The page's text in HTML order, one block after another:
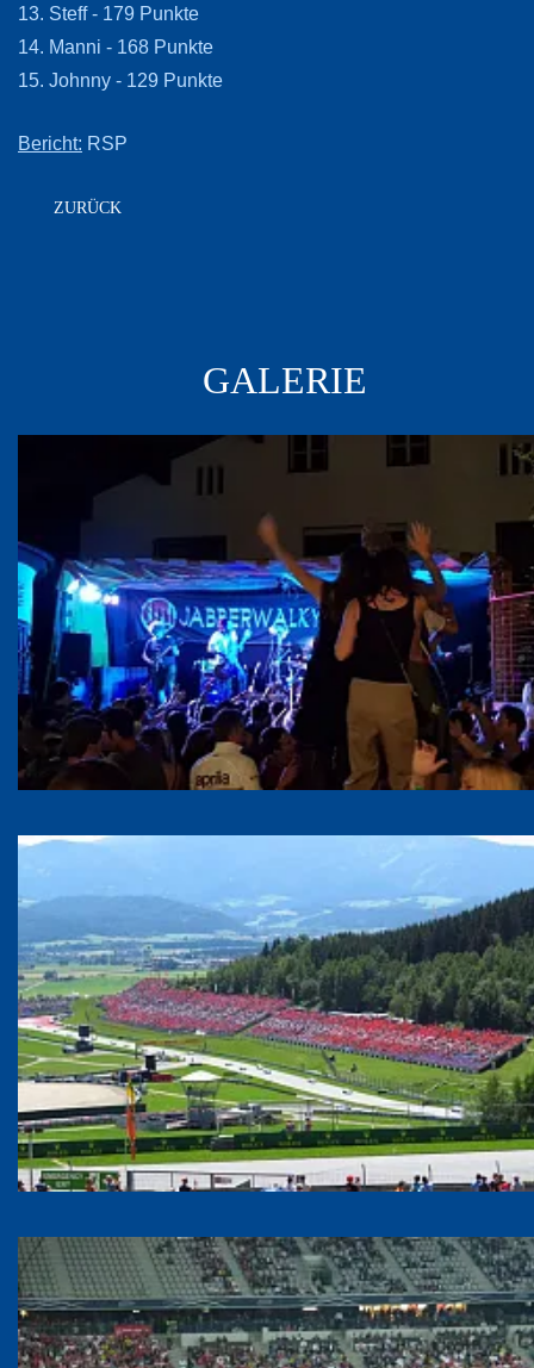
13. Steff - 179 Punkte
14. Manni - 168 Punkte
15. Johnny - 129 Punkte
Bericht: RSP
ZURÜCK
GALERIE